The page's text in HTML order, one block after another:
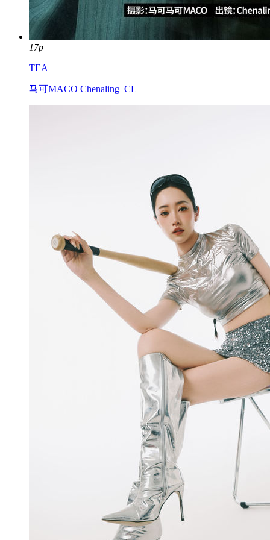
17p
TEA
马可MACO Chenaling_CL